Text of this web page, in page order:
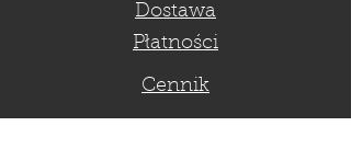
Dostawa
Płatności
Cennik